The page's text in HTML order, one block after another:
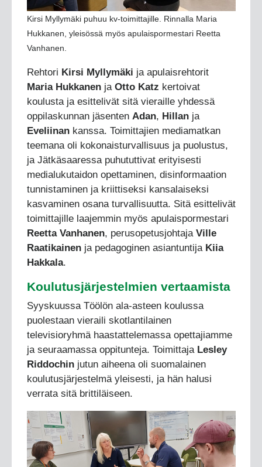
Kirsi Myllymäki puhuu kv-toimittajille. Rinnalla Maria
Hukkanen, yleisössä myös apulaispormestari Reetta
Vanhanen.
Rehtori Kirsi Myllymäki ja apulaisrehtorit
Maria Hukkanenja Otto Katz kertoivat
koulusta ja esittelivät sitä vieraille yhdessä
oppilaskunnan jäsenten Adan, Hillanja
Eveliinankanssa. Toimittajien mediamatkan
teemana oli kokonaisturvallisuus ja puolustus,
ja Jätkäsaaressa puhututtivat erityisesti
medialukutaidon opettaminen, disinformaation
tunnistaminen ja kriittiseksi kansalaiseksi
kasvaminen osana turvallisuutta. Sitä esittelivät
toimittajille laajemmin myös apulaispormestari
Reetta Vanhanen, perusopetusjohtaja Ville
Raatikainenja pedagoginen asiantuntija Kiia
Hakkala.
Koulutusjärjestelmien vertaamista
Syyskuussa Töölön ala-asteen koulussa
puolestaan vieraili skotlantilainen
televisioryhmä haastattelemassa opettajiamme
ja seuraamassa oppitunteja. Toimittaja Lesley
Riddochinjutun aiheena oli suomalainen
koulutusjärjestelmä yleisesti, ja hän halusi
verrata sitä brittiläiseen.